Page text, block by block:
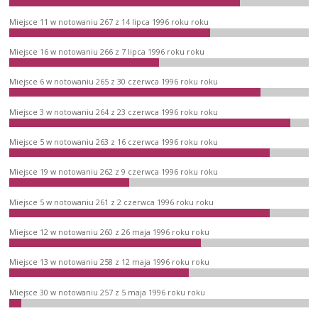
Miejsce 11 w notowaniu 267 z 14 lipca 1996 roku roku
Miejsce 16 w notowaniu 266 z 7 lipca 1996 roku roku
Miejsce 6 w notowaniu 265 z 30 czerwca 1996 roku roku
Miejsce 3 w notowaniu 264 z 23 czerwca 1996 roku roku
Miejsce 5 w notowaniu 263 z 16 czerwca 1996 roku roku
Miejsce 19 w notowaniu 262 z 9 czerwca 1996 roku roku
Miejsce 5 w notowaniu 261 z 2 czerwca 1996 roku roku
Miejsce 12 w notowaniu 260 z 26 maja 1996 roku roku
Miejsce 13 w notowaniu 258 z 12 maja 1996 roku roku
Miejsce 30 w notowaniu 257 z 5 maja 1996 roku roku